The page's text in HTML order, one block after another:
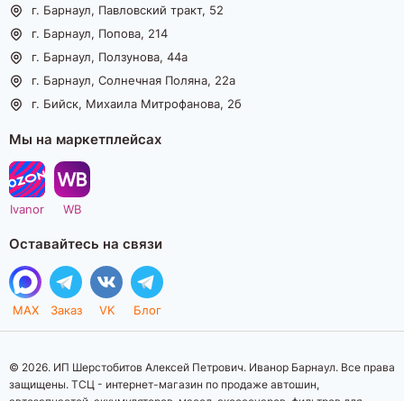
г. Барнаул, Павловский тракт, 52
г. Барнаул, Попова, 214
г. Барнаул, Ползунова, 44а
г. Барнаул, Солнечная Поляна, 22а
г. Бийск, Михаила Митрофанова, 2б
Мы на маркетплейсах
Ivanor WB
Оставайтесь на связи
MAX Заказ VK Блог
© 2026. ИП Шерстобитов Алексей Петрович. Иванор Барнаул. Все права
защищены. ТСЦ - интернет-магазин по продаже автошин,